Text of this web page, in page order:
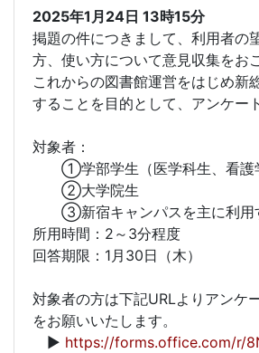
2025年1月24日 13時15分
掲題の件につきまして、利用者の
方、使い方について意見収集をお
これからの図書館運営をはじめ新
することを目的として、アンケー
対象者：
①学部学生（医学科生、看護
②大学院生
③新宿キャンパスを主に利用
所用時間：2～3分程度
回答期限：1月30日（木）
対象者の方は下記URLよりアンケ
をお願いいたします。
▶ https://forms.office.com/r/